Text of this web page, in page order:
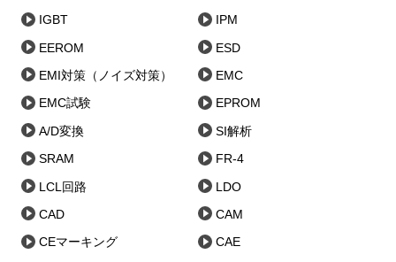
IGBT IPM
EEROM ESD
EMI対策（ノイズ対策） EMC
EMC試験 EPROM
A/D変換 SI解析
SRAM FR-4
LCL回路 LDO
CAD CAM
CEマーキング CAE